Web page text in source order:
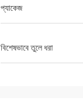
প্যাকেজ
বিশেষভাবে তুলে ধরা